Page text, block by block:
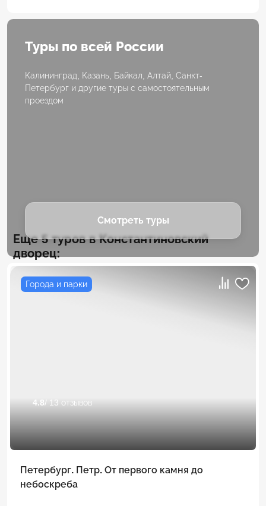
Туры по всей России
Калининград, Казань, Байкал, Алтай, Санкт-
Петербург и другие туры с самостоятельным
проездом
Смотреть туры
Еще 5 туров в Константиновский
дворец:
Города и парки
4.8/ 13 отзывов
Петербург. Петр. От первого камня до
небоскреба